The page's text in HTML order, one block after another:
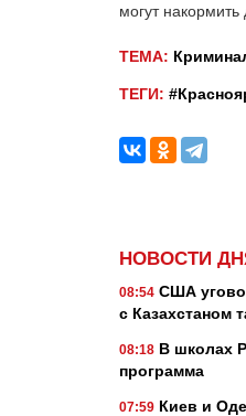
могут накормить
ТЕМА:
ТЕГИ:
НОВОСТИ
08:54 США
с Казахстаном
08:18 В школах
программа
07:59 Киев и